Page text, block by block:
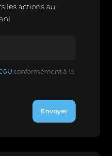
les actions au
conformément à la
Envoyer